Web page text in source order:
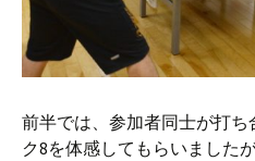
前半では、参加者同士が打
ク8を体感してもらいました